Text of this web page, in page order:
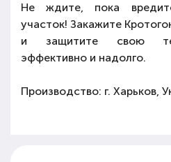
Не ждите, пока
участок! Закажите
и защитите свою
эффективно и надолго.
Производство: г. Харьков,